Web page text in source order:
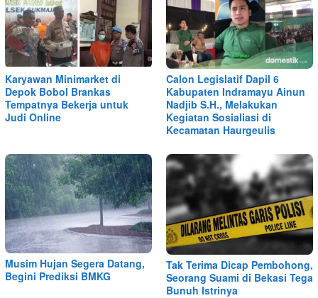
Karyawan Minimarket di
Depok Bobol Brankas
Tempatnya Bekerja untuk
Judi Online
Calon Legislatif Dapil 6
Kabupaten Indramayu Ainun
Nadjib S.H., Melakukan
Kegiatan Sosialiasi di
Kecamatan Haurgeulis
Musim Hujan Segera Datang,
Begini Prediksi BMKG
Tak Terima Dicap Pembohong,
Seorang Suami di Bekasi Tega
Bunuh Istrinya